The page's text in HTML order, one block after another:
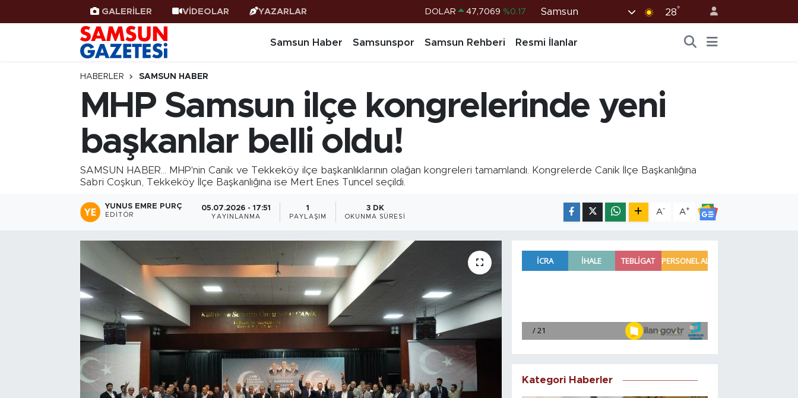
GALERİLER VİDEOLAR YAZARLAR
STERLİN 64,1897 %0.02
BITCOIN 64.360,53 %-0.76
Samsun 28°
Samsun Haber Samsunspor Samsun Rehberi Resmi İlanlar
HABERLER SAMSUN HABER
MHP Samsun ilçe kongrelerinde yeni
başkanlar belli oldu!
SAMSUN HABER... MHP'nin Canik ve Tekkeköy ilçe başkanlıklarının olağan kongreleri tamamlandı. Kongrelerde Canik İlçe Başkanlığına
Sabri Coşkun, Tekkeköy İlçe Başkanlığına ise Mert Enes Tuncel seçildi.
YUNUS EMRE PURÇ
EDITÖR
05.07.2026 - 17:51
YAYINLANMA
1
PAYLAŞIM
3 DK
OKUNMA SÜRESI
A- A+
Kategori Haberler
Samsun Haber
Samsunspor
Samsun Rehberi
Resmi İlanlar
Samsun Nöbetçi Eczaneler
Samsun Hava Durumu
SAMSUN Namaz Vakitleri
Samsun Trafik Yoğunluk Haritası
Süper Lig Puan Durumu ve Fikstür